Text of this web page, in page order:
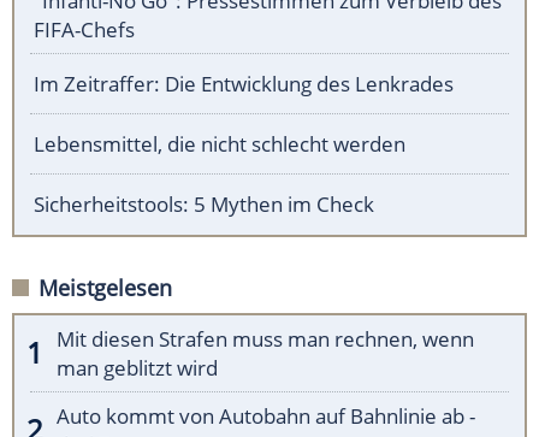
FIFA-Chefs
Im Zeitraffer: Die Entwicklung des Lenkrades
Lebensmittel, die nicht schlecht werden
Sicherheitstools: 5 Mythen im Check
Meistgelesen
Mit diesen Strafen muss man rechnen, wenn
man geblitzt wird
Auto kommt von Autobahn auf Bahnlinie ab -